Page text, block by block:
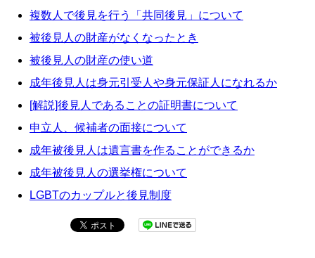
複数人で後見を行う「共同後見」について
被後見人の財産がなくなったとき
被後見人の財産の使い道
成年後見人は身元引受人や身元保証人になれるか
[解説]後見人であることの証明書について
申立人、候補者の面接について
成年被後見人は遺言書を作ることができるか
成年被後見人の選挙権について
LGBTのカップルと後見制度